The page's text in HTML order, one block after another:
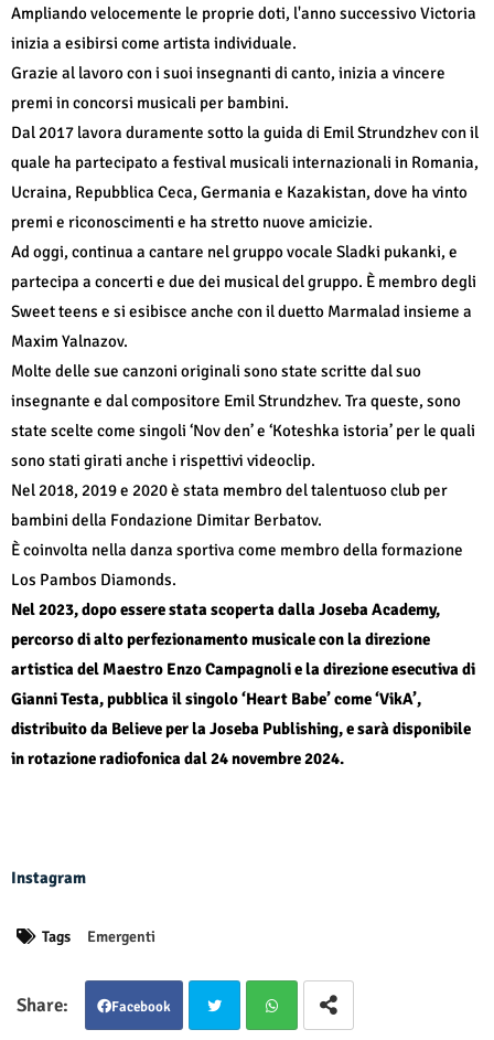
Ampliando velocemente le proprie doti, l'anno successivo Victoria
inizia a esibirsi come artista individuale.
Grazie al lavoro con i suoi insegnanti di canto, inizia a vincere
premi in concorsi musicali per bambini.
Dal 2017 lavora duramente sotto la guida di Emil Strundzhev con il
quale ha partecipato a festival musicali internazionali in Romania,
Ucraina, Repubblica Ceca, Germania e Kazakistan, dove ha vinto
premi e riconoscimenti e ha stretto nuove amicizie.
Ad oggi, continua a cantare nel gruppo vocale Sladki pukanki, e
partecipa a concerti e due dei musical del gruppo. È membro degli
Sweet teens e si esibisce anche con il duetto Marmalad insieme a
Maxim Yalnazov.
Molte delle sue canzoni originali sono state scritte dal suo
insegnante e dal compositore Emil Strundzhev. Tra queste, sono
state scelte come singoli ‘Nov den’ e ‘Koteshka istoria’ per le quali
sono stati girati anche i rispettivi videoclip.
Nel 2018, 2019 e 2020 è stata membro del talentuoso club per
bambini della Fondazione Dimitar Berbatov.
È coinvolta nella danza sportiva come membro della formazione
Los Pambos Diamonds.
Nel 2023, dopo essere stata scoperta dalla Joseba Academy,
percorso di alto perfezionamento musicale con la direzione
artistica del Maestro Enzo Campagnoli e la direzione esecutiva di
Gianni Testa, pubblica il singolo ‘Heart Babe’ come ‘VikA’,
distribuito da Believe per la Joseba Publishing, e sarà disponibile
in rotazione radiofonica dal 24 novembre 2024.
Instagram
Tags Emergenti
Facebook